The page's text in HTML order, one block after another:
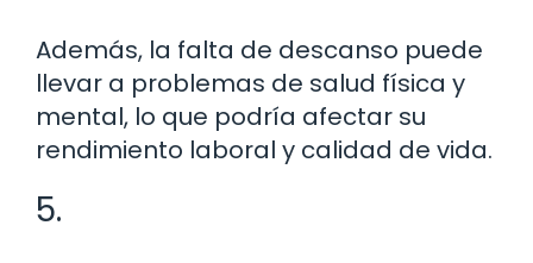
Además, la falta de descanso puede
llevar a problemas de salud física y
mental, lo que podría afectar su
rendimiento laboral y calidad de vida.
5.